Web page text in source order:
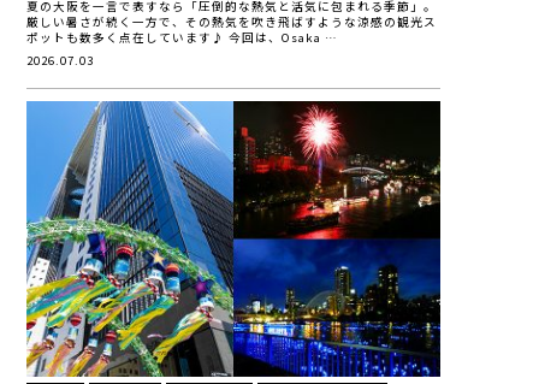
夏の大阪を一言で表すなら「圧倒的な熱気と活気に包まれる季節」。
厳しい暑さが続く一方で、その熱気を吹き飛ばすような涼感の観光ス
ポットも数多く点在しています♪ 今回は、Osaka …
2026.07.03